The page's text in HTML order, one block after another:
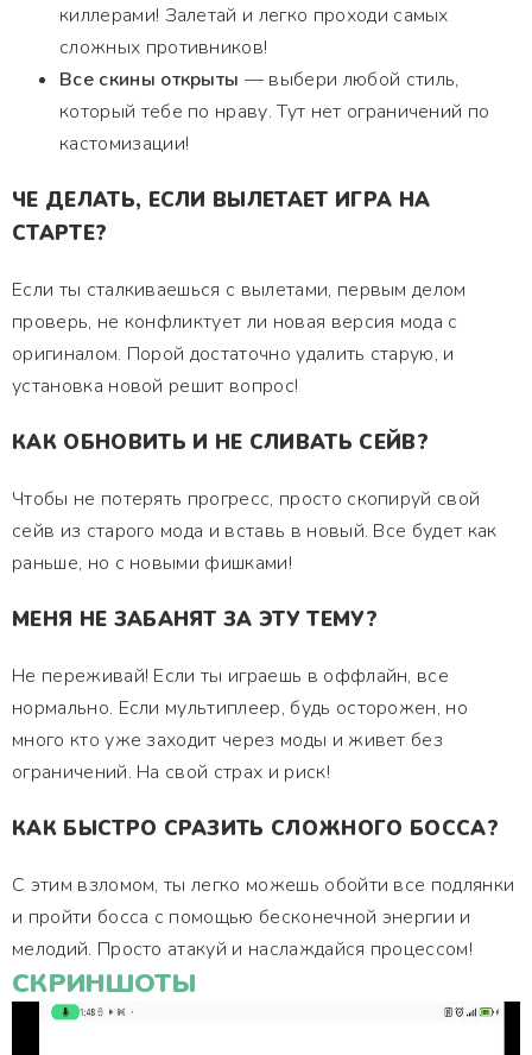
киллерами! Залетай и легко проходи самых
сложных противников!
Все скины открыты — выбери любой стиль,
который тебе по нраву. Тут нет ограничений по
кастомизации!
ЧЕ ДЕЛАТЬ, ЕСЛИ ВЫЛЕТАЕТ ИГРА НА
СТАРТЕ?
Если ты сталкиваешься с вылетами, первым делом
проверь, не конфликтует ли новая версия мода с
оригиналом. Порой достаточно удалить старую, и
установка новой решит вопрос!
КАК ОБНОВИТЬ И НЕ СЛИВАТЬ СЕЙВ?
Чтобы не потерять прогресс, просто скопируй свой
сейв из старого мода и вставь в новый. Все будет как
раньше, но с новыми фишками!
МЕНЯ НЕ ЗАБАНЯТ ЗА ЭТУ ТЕМУ?
Не переживай! Если ты играешь в оффлайн, все
нормально. Если мультиплеер, будь осторожен, но
много кто уже заходит через моды и живет без
ограничений. На свой страх и риск!
КАК БЫСТРО СРАЗИТЬ СЛОЖНОГО БОССА?
С этим взломом, ты легко можешь обойти все подлянки
и пройти босса с помощью бесконечной энергии и
мелодий. Просто атакуй и наслаждайся процессом!
СКРИНШОТЫ